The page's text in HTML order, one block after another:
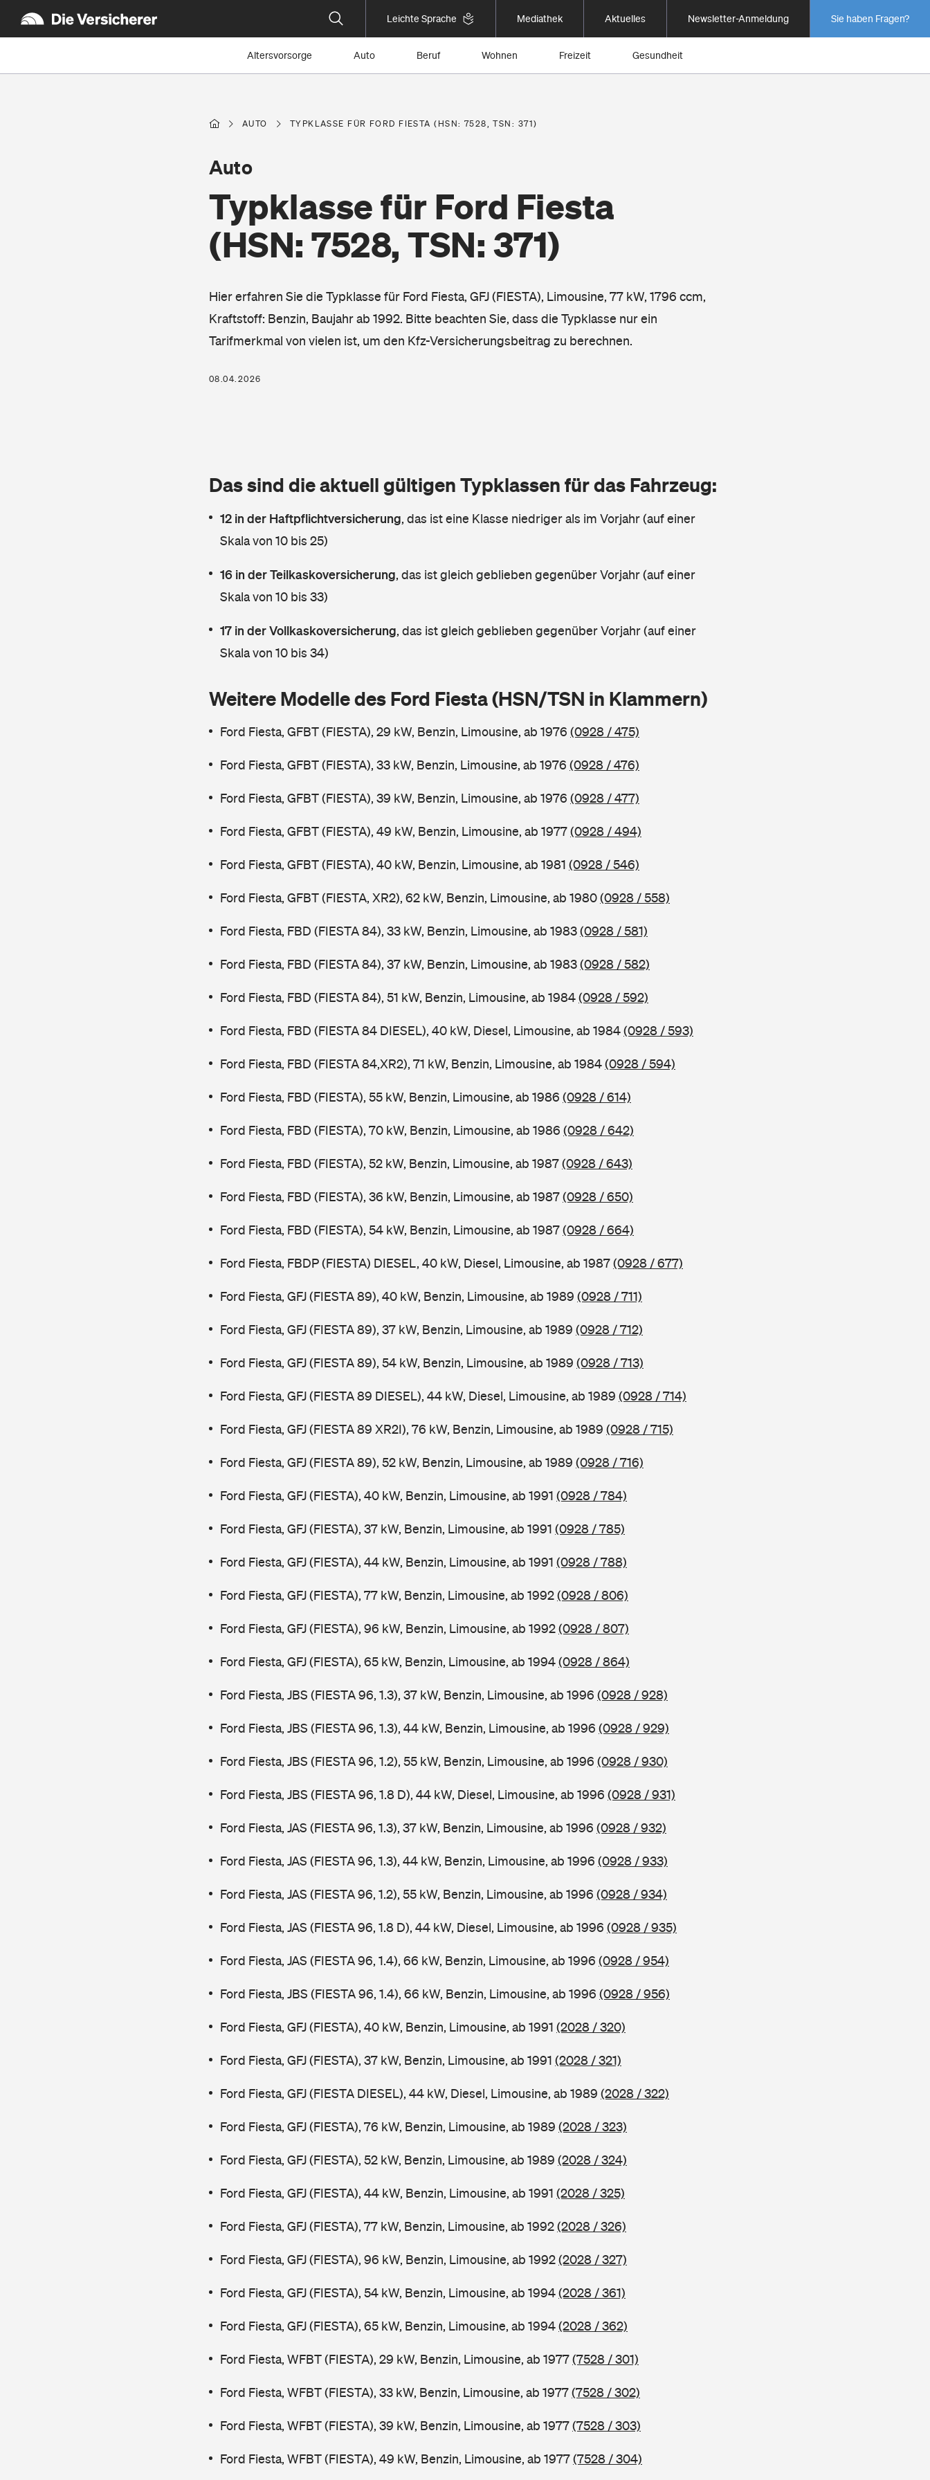
Leichte Sprache Mediathek Aktuelles Newsletter-Anmeldung Sie haben Fragen?
Altersvorsorge Auto Beruf Wohnen Freizeit Gesundheit
AUTO TYPKLASSE FÜR FORD FIESTA (HSN: 7528, TSN: 371)
Typklasse für Ford Fiesta
(HSN: 7528, TSN: 371)
Auto
Hier erfahren Sie die Typklasse für Ford Fiesta, GFJ (FIESTA), Limousine, 77 kW, 1796 ccm,
Kraftstoff: Benzin, Baujahr ab 1992. Bitte beachten Sie, dass die Typklasse nur ein
Tarifmerkmal von vielen ist, um den Kfz-Versicherungsbeitrag zu berechnen.
08.04.2026
Das sind die aktuell gültigen Typklassen für das Fahrzeug:
12 in der Haftpflichtversicherung, das ist eine Klasse niedriger als im Vorjahr (auf einer
Skala von 10 bis 25)
16 in der Teilkaskoversicherung, das ist gleich geblieben gegenüber Vorjahr (auf einer
Skala von 10 bis 33)
17 in der Vollkaskoversicherung, das ist gleich geblieben gegenüber Vorjahr (auf einer
Skala von 10 bis 34)
Weitere Modelle des Ford Fiesta (HSN/TSN in Klammern)
Ford Fiesta, GFBT (FIESTA), 29 kW, Benzin, Limousine, ab 1976 (0928 / 475)
Ford Fiesta, GFBT (FIESTA), 33 kW, Benzin, Limousine, ab 1976 (0928 / 476)
Ford Fiesta, GFBT (FIESTA), 39 kW, Benzin, Limousine, ab 1976 (0928 / 477)
Ford Fiesta, GFBT (FIESTA), 49 kW, Benzin, Limousine, ab 1977(0928 / 494)
Ford Fiesta, GFBT (FIESTA), 40 kW, Benzin, Limousine, ab 1981 (0928 / 546)
Ford Fiesta, GFBT (FIESTA, XR2), 62 kW, Benzin, Limousine, ab 1980(0928 / 558)
Ford Fiesta, FBD (FIESTA 84), 33 kW, Benzin, Limousine, ab 1983(0928 / 581)
Ford Fiesta, FBD (FIESTA 84), 37 kW, Benzin, Limousine, ab 1983(0928 / 582)
Ford Fiesta, FBD (FIESTA 84), 51 kW, Benzin, Limousine, ab 1984(0928 / 592)
Ford Fiesta, FBD (FIESTA 84 DIESEL), 40 kW, Diesel, Limousine, ab 1984(0928 / 593)
Ford Fiesta, FBD (FIESTA 84,XR2), 71 kW, Benzin, Limousine, ab 1984(0928 / 594)
Ford Fiesta, FBD (FIESTA), 55 kW, Benzin, Limousine, ab 1986 (0928 / 614)
Ford Fiesta, FBD (FIESTA), 70 kW, Benzin, Limousine, ab 1986 (0928 / 642)
Ford Fiesta, FBD (FIESTA), 52 kW, Benzin, Limousine, ab 1987(0928 / 643)
Ford Fiesta, FBD (FIESTA), 36 kW, Benzin, Limousine, ab 1987(0928 / 650)
Ford Fiesta, FBD (FIESTA), 54 kW, Benzin, Limousine, ab 1987(0928 / 664)
Ford Fiesta, FBDP (FIESTA) DIESEL, 40 kW, Diesel, Limousine, ab 1987(0928 / 677)
Ford Fiesta, GFJ (FIESTA 89), 40 kW, Benzin, Limousine, ab 1989 (0928 / 711)
Ford Fiesta, GFJ (FIESTA 89), 37 kW, Benzin, Limousine, ab 1989 (0928 / 712)
Ford Fiesta, GFJ (FIESTA 89), 54 kW, Benzin, Limousine, ab 1989 (0928 / 713)
Ford Fiesta, GFJ (FIESTA 89 DIESEL), 44 kW, Diesel, Limousine, ab 1989 (0928 / 714)
Ford Fiesta, GFJ (FIESTA 89 XR2I), 76 kW, Benzin, Limousine, ab 1989 (0928 / 715)
Ford Fiesta, GFJ (FIESTA 89), 52 kW, Benzin, Limousine, ab 1989 (0928 / 716)
Ford Fiesta, GFJ (FIESTA), 40 kW, Benzin, Limousine, ab 1991 (0928 / 784)
Ford Fiesta, GFJ (FIESTA), 37 kW, Benzin, Limousine, ab 1991 (0928 / 785)
Ford Fiesta, GFJ (FIESTA), 44 kW, Benzin, Limousine, ab 1991 (0928 / 788)
Ford Fiesta, GFJ (FIESTA), 77 kW, Benzin, Limousine, ab 1992(0928 / 806)
Ford Fiesta, GFJ (FIESTA), 96 kW, Benzin, Limousine, ab 1992(0928 / 807)
Ford Fiesta, GFJ (FIESTA), 65 kW, Benzin, Limousine, ab 1994(0928 / 864)
Ford Fiesta, JBS (FIESTA 96, 1.3), 37 kW, Benzin, Limousine, ab 1996 (0928 / 928)
Ford Fiesta, JBS (FIESTA 96, 1.3), 44 kW, Benzin, Limousine, ab 1996 (0928 / 929)
Ford Fiesta, JBS (FIESTA 96, 1.2), 55 kW, Benzin, Limousine, ab 1996 (0928 / 930)
Ford Fiesta, JBS (FIESTA 96, 1.8 D), 44 kW, Diesel, Limousine, ab 1996 (0928 / 931)
Ford Fiesta, JAS (FIESTA 96, 1.3), 37 kW, Benzin, Limousine, ab 1996 (0928 / 932)
Ford Fiesta, JAS (FIESTA 96, 1.3), 44 kW, Benzin, Limousine, ab 1996 (0928 / 933)
Ford Fiesta, JAS (FIESTA 96, 1.2), 55 kW, Benzin, Limousine, ab 1996 (0928 / 934)
Ford Fiesta, JAS (FIESTA 96, 1.8 D), 44 kW, Diesel, Limousine, ab 1996 (0928 / 935)
Ford Fiesta, JAS (FIESTA 96, 1.4), 66 kW, Benzin, Limousine, ab 1996 (0928 / 954)
Ford Fiesta, JBS (FIESTA 96, 1.4), 66 kW, Benzin, Limousine, ab 1996 (0928 / 956)
Ford Fiesta, GFJ (FIESTA), 40 kW, Benzin, Limousine, ab 1991 (2028 / 320)
Ford Fiesta, GFJ (FIESTA), 37 kW, Benzin, Limousine, ab 1991 (2028 / 321)
Ford Fiesta, GFJ (FIESTA DIESEL), 44 kW, Diesel, Limousine, ab 1989 (2028 / 322)
Ford Fiesta, GFJ (FIESTA), 76 kW, Benzin, Limousine, ab 1989 (2028 / 323)
Ford Fiesta, GFJ (FIESTA), 52 kW, Benzin, Limousine, ab 1989 (2028 / 324)
Ford Fiesta, GFJ (FIESTA), 44 kW, Benzin, Limousine, ab 1991 (2028 / 325)
Ford Fiesta, GFJ (FIESTA), 77 kW, Benzin, Limousine, ab 1992(2028 / 326)
Ford Fiesta, GFJ (FIESTA), 96 kW, Benzin, Limousine, ab 1992(2028 / 327)
Ford Fiesta, GFJ (FIESTA), 54 kW, Benzin, Limousine, ab 1994(2028 / 361)
Ford Fiesta, GFJ (FIESTA), 65 kW, Benzin, Limousine, ab 1994(2028 / 362)
Ford Fiesta, WFBT (FIESTA), 29 kW, Benzin, Limousine, ab 1977(7528 / 301)
Ford Fiesta, WFBT (FIESTA), 33 kW, Benzin, Limousine, ab 1977(7528 / 302)
Ford Fiesta, WFBT (FIESTA), 39 kW, Benzin, Limousine, ab 1977(7528 / 303)
Ford Fiesta, WFBT (FIESTA), 49 kW, Benzin, Limousine, ab 1977(7528 / 304)